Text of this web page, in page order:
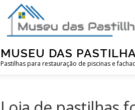
MUSEU DAS
Pastilhas para restauração de piscinas e